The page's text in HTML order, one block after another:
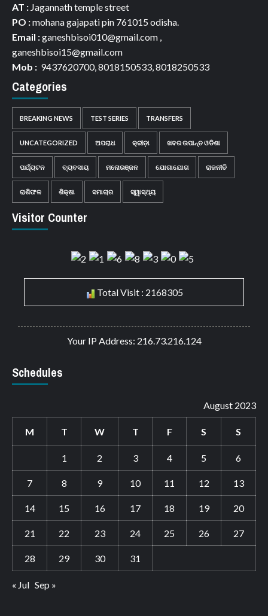
AT : Jagannath temple street
PO :mohana gajapati pin 761015 odisha.
Email :ganeshbisoi010@gmail.com ,
ganeshbisoi15@gmail.com
Mob : 9437620700, 8018150533, 8018250533
Categories
BREAKING NEWS TEST SERIES TRANSFERS
UNCATEGORIZED ଅପରାଧ କ୍ରୀଡ଼ା ଖବର ଉପାନ୍ତ ଓଡିଶା
ପର୍ଯ୍ୟଟନ ବ୍ୟବସାୟ ମନୋରଞ୍ଜନ ଯୋଗାଯୋଗ ରାଜନୀତି
ରାଶିଫଳ ଶିକ୍ଷା ସମାଚାର ସ୍ୱାସ୍ଥ୍ୟ
Visitor Counter
Total Visit : 2168305
Your IP Address: 216.73.216.124
Schedules
August 2023
M T W T F S S
1 2 3 4 5 6
7 8 9 10 11 12 13
14 15 16 17 18 19 20
21 22 23 24 25 26 27
28 29 30 31
« Jul Sep »